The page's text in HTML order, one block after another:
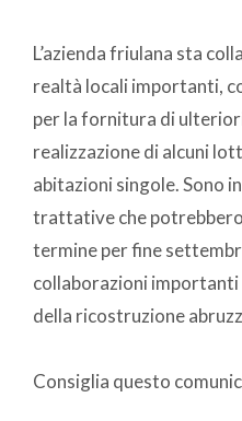
L’azienda friulana sta
realtà locali importanti,
per la fornitura di
realizzazione di alcuni
abitazioni singole. Sono
trattative che
termine per fine
collaborazioni
della ricostruzione
Consiglia questo